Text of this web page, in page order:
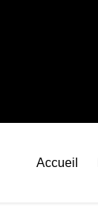
Accueil